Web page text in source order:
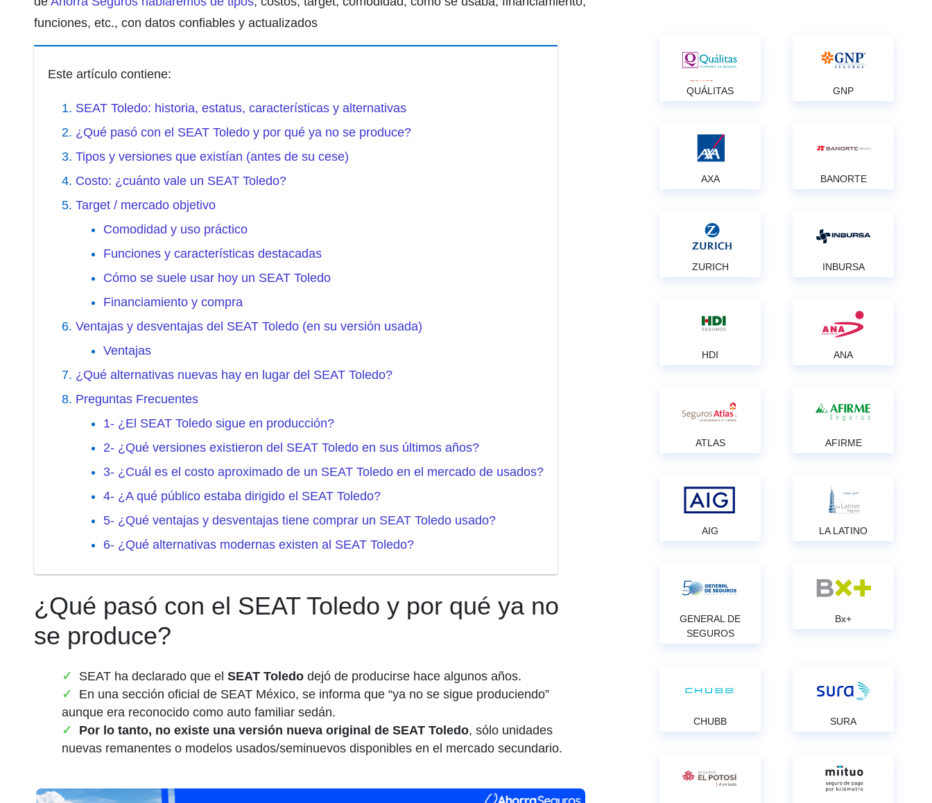
funciones, etc., con datos confiables y actualizados
Este artículo contiene:
SEAT Toledo: historia, estatus, características y alternativas
¿Qué pasó con el SEAT Toledo y por qué ya no se produce?
Tipos y versiones que existían (antes de su cese)
Costo: ¿cuánto vale un SEAT Toledo?
Target / mercado objetivo
Comodidad y uso práctico
Funciones y características destacadas
Cómo se suele usar hoy un SEAT Toledo
Financiamiento y compra
Ventajas y desventajas del SEAT Toledo (en su versión usada)
Ventajas
¿Qué alternativas nuevas hay en lugar del SEAT Toledo?
Preguntas Frecuentes
1- ¿El SEAT Toledo sigue en producción?
2- ¿Qué versiones existieron del SEAT Toledo en sus últimos años?
3- ¿Cuál es el costo aproximado de un SEAT Toledo en el mercado de usados?
4- ¿A qué público estaba dirigido el SEAT Toledo?
5- ¿Qué ventajas y desventajas tiene comprar un SEAT Toledo usado?
6- ¿Qué alternativas modernas existen al SEAT Toledo?
¿Qué pasó con el SEAT Toledo y por qué ya no
se produce?
SEAT ha declarado que el SEAT Toledo dejó de producirse hace algunos años.
En una sección oficial de SEAT México, se informa que “ya no se sigue produciendo”
aunque era reconocido como auto familiar sedán.
Por lo tanto, no existe una versión nueva original de SEAT Toledo, sólo unidades
nuevas remanentes o modelos usados/seminuevos disponibles en el mercado secundario.
QUÁLITAS GNP
AXA BANORTE
ZURICH INBURSA
HDI ANA
ATLAS AFIRME
AIG LA LATINO
GENERAL DE
SEGUROS
Bx+
CHUBB SURA